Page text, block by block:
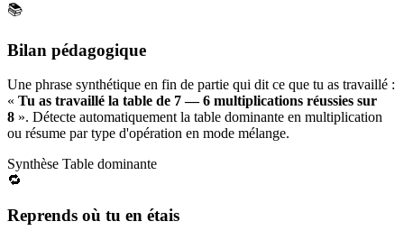
📚
Bilan pédagogique
Une phrase synthétique en fin de partie qui dit ce que tu as travaillé :
« Tu as travaillé la table de 7 — 6 multiplications réussies sur
8 ». Détecte automatiquement la table dominante en multiplication
ou résume par type d'opération en mode mélange.
Synthèse Table dominante
🔁
Reprends où tu en étais